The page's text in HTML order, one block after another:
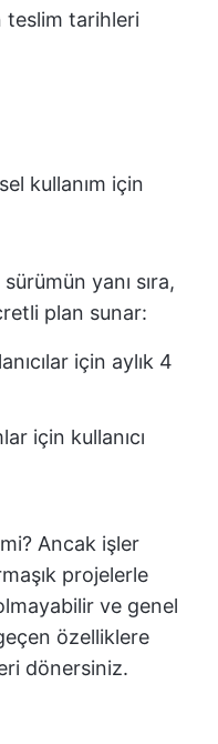
teslim tarihleri
kullanım için
yanı sıra,
plan sunar:
için aylık 4
için kullanıcı
Ancak işler
projelerle
ve genel
özelliklere
dönersiniz.